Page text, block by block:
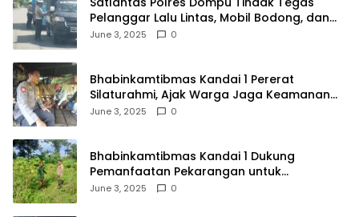
Pelanggar Lalu Lintas, Mobil Bodong, dan
Kendaraan Tak Bayar Pajak
June 3, 2025 0
Bhabinkamtibmas Kandai 1 Pererat
Silaturahmi, Ajak Warga Jaga Keamanan
Lingkungan
June 3, 2025 0
Bhabinkamtibmas Kandai 1 Dukung
Pemanfaatan Pekarangan untuk
Ketahanan Pangan Menuju Indonesia Emas
June 3, 2025 0